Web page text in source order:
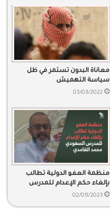
معاناة البدون تستمر في ظل
سياسة التهميش
03/03/2022
منظمة العفو الدولية تطالب
بإلغاء حكم الإعدام للمدرس
السعودي محمد الغامدي
02/09/2023